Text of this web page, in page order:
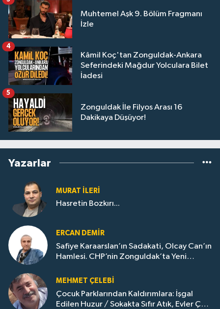
Muhtemel Aşk 9. Bölüm Fragmanı
İzle
Kâmil Koç'tan Zonguldak-Ankara
Seferindeki Mağdur Yolculara Bilet
İadesi
4
Zonguldak İle Filyos Arası 16
Dakikaya Düşüyor!
5
Yazarlar
MURAT İLERI
Hasretin Bozkırı...
ERCAN DEMIR
Safiye Karaarslan’ın Sadakati, Olcay Can’ın
Hamlesi. CHP’nin Zonguldak’ta Yeni
MEHMET ÇELEBI
Çocuk Parklarından Kaldırımlara: İşgal
Edilen Huzur / Sokakta Sıfır Atık, Evler Çöp